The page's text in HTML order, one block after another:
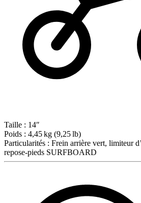
Taille : 14″
Poids : 4,45 kg (9,25 lb)
Particularités : Frein arrière vert, limiteur
repose-pieds SURFBOARD